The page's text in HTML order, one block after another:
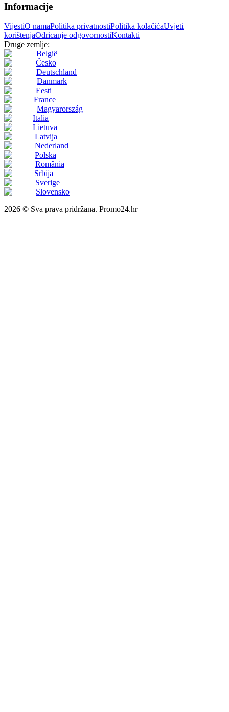
Informacije
VijestiO namaPolitika privatnostiPolitika kolačićaUvjeti
korištenjaOdricanje odgovornostiKontakti
Druge zemlje:
België
Česko
Deutschland
Danmark
Eesti
France
Magyarország
Italia
Lietuva
Latvija
Nederland
Polska
România
Srbija
Sverige
Slovensko
2026 © Sva prava pridržana. Promo24.hr